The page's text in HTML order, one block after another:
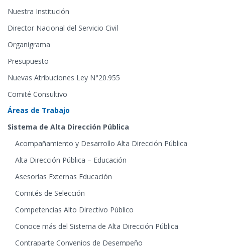
Nuestra Institución
Director Nacional del Servicio Civil
Organigrama
Presupuesto
Nuevas Atribuciones Ley N°20.955
Comité Consultivo
Áreas de Trabajo
Sistema de Alta Dirección Pública
Acompañamiento y Desarrollo Alta Dirección Pública
Alta Dirección Pública – Educación
Asesorías Externas Educación
Comités de Selección
Competencias Alto Directivo Público
Conoce más del Sistema de Alta Dirección Pública
Contraparte Convenios de Desempeño